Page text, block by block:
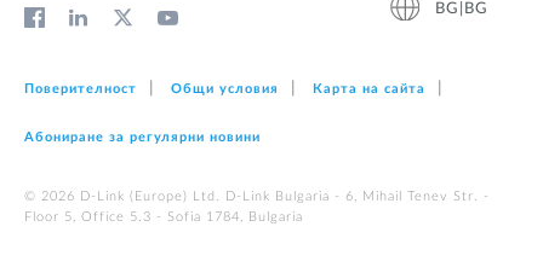
BG|BG
Поверителност Общи условия Карта на сайта
Абониране за регулярни новини
© 2026 D‑Link (Europe) Ltd. D-Link Bulgaria - 6, Mihail Tenev Str. -
Floor 5, Office 5.3 - Sofia 1784, Bulgaria